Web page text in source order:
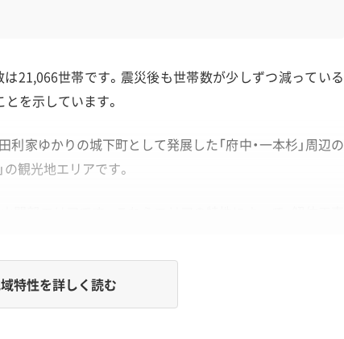
21,066世帯です。震災後も世帯数が少しずつ減っている
を示しています。
家ゆかりの城下町として発展した「府中・一本杉」周辺の
観光地エリアです。
特性を詳しく読む